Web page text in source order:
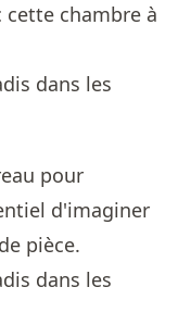
cette chambre à
pour
d'imaginer
pièce.